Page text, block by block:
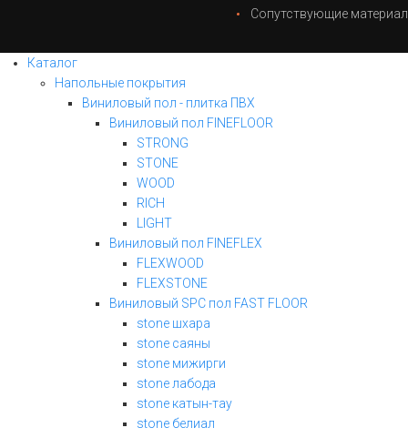
Сопутствующие
Каталог
Напольные покрытия
Виниловый пол - плитка ПВХ
Виниловый пол FINEFLOOR
STRONG
STONE
WOOD
RICH
LIGHT
Виниловый пол FINEFLEX
FLEXWOOD
FLEXSTONE
Виниловый SPC пол FAST FLOOR
stone шхара
stone саяны
stone мижирги
stone лабода
stone катын-тау
stone белиал